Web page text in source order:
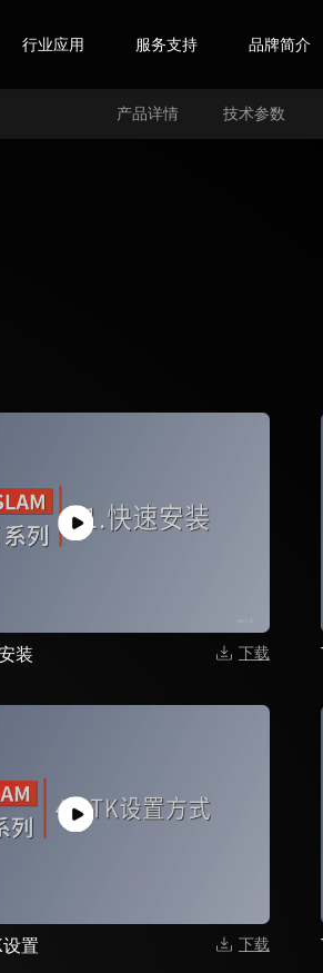
行业应用 服务支持 品牌简介
产品详情 技术参数
装 下载
置 下载